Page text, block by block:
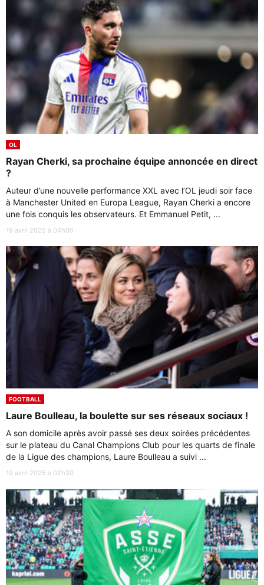
OL
Rayan Cherki, sa prochaine équipe annoncée en direct
?
Auteur d’une nouvelle performance XXL avec l’OL jeudi soir face
à Manchester United en Europa League, Rayan Cherki a encore
une fois conquis les observateurs. Et Emmanuel Petit, ...
19 avril 2025 à 04h00
FOOTBALL
Laure Boulleau, la boulette sur ses réseaux sociaux !
A son domicile après avoir passé ses deux soirées précédentes
sur le plateau du Canal Champions Club pour les quarts de finale
de la Ligue des champions, Laure Boulleau a suivi ...
19 avril 2025 à 02h30